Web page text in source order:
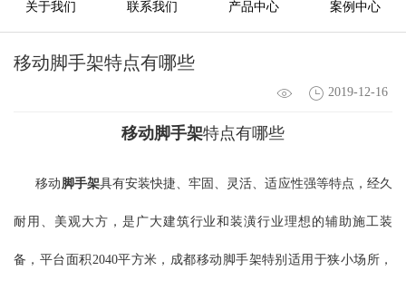
关于我们 联系我们 产品中心 案例中心
移动脚手架特点有哪些
2019-12-16
移动脚手架特点有哪些
移动 脚手架具有安装快捷、牢固、灵活、适应性强等特点，经久
耐用、美观大方，是广大建筑行业和装潢行业理想的辅助施工装
备，平台面积2040平方米，成都移动脚手架特别适用于狭小场所，